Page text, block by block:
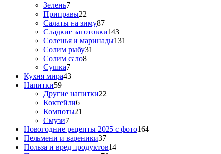
Зелень7
Приправы22
Салаты на зиму87
Сладкие заготовки143
Соленья и маринады131
Солим рыбу31
Солим сало8
Сушка7
Кухня мира43
Напитки59
Другие напитки22
Коктейли6
Компоты21
Смузи7
Новогодние рецепты 2025 с фото164
Пельмени и вареники37
Польза и вред продуктов14